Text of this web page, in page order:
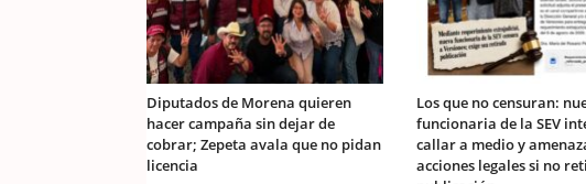
Diputados de Morena quieren
hacer campaña sin dejar de
cobrar; Zepeta avala que no pidan
licencia
Los que no censuran:
funcionaria de la SEV
callar a medio y
acciones legales si no